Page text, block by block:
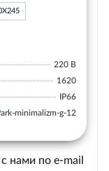
220 В
1620
IP66
minimalizm-g-12
нами по e-mail